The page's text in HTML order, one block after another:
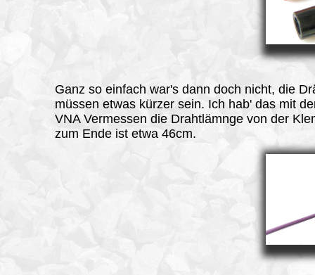
Ganz so einfach war's dann doch nicht, die
müssen etwas kürzer sein. Ich hab' das mit
VNA Vermessen die Drahtlämnge von der
zum Ende ist etwa 46cm.